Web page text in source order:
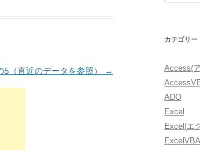
（直近のデータを参照） →
カテゴリー
Access(
ADO
Excel
Excel(エ
ExcelVBA